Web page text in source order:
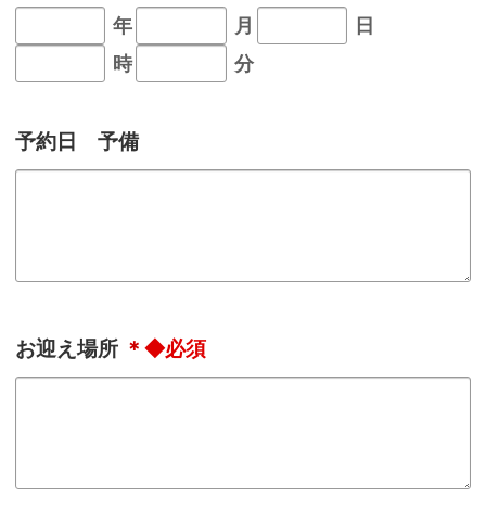
年 月
日
時
分
予約日 予備
お迎え場所 ＊